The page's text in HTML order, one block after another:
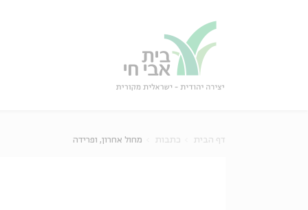
דף הבית כתבות מחול אחרון, ופרידה